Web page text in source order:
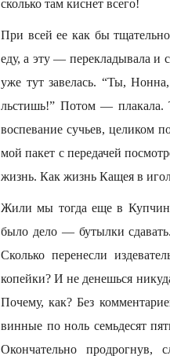
сколько там киснет всего!
При всей ее как бы
еду, а эту — перекладывала и
уже тут завелась. “Ты,
льстишь!” Потом — плакала.
воспевание сучьев, целиком
мой пакет с передачей
жизнь. Как жизнь Кащея в
Жили мы тогда еще в
было дело — бутылки
Сколько перенесли
копейки? И не денешься
Почему, как? Без
винные по ноль семьдесят
Окончательно продрогнув,